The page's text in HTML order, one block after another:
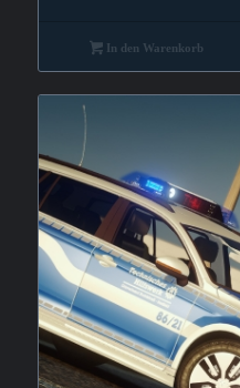
In den Warenkorb